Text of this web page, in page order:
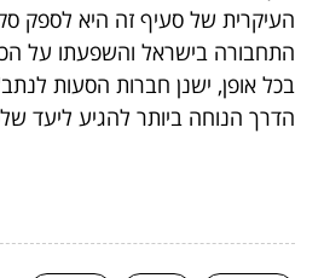
העיקרית של סעיף זה היא לספק
התחבורה בישראל והשפעתו על
בכל אופן, ישנן חברות הסעות
הדרך הנוחה ביותר להגיע ליעד